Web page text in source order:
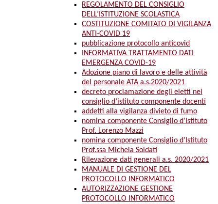
REGOLAMENTO DEL CONSIGLIO
DELL’ISTITUZIONE SCOLASTICA
COSTITUZIONE COMITATO DI VIGILANZA
ANTI-COVID 19
pubblicazione protocollo anticovid
INFORMATIVA TRATTAMENTO DATI
EMERGENZA COVID-19
Adozione piano di lavoro e delle attività
del personale ATA a.s.2020/2021
decreto proclamazione degli eletti nel
consiglio d’istituto componente docenti
addetti alla vigilanza divieto di fumo
nomina componente Consiglio d’Istituto
Prof. Lorenzo Mazzi
nomina componente Consiglio d’Istituto
Prof.ssa Michela Soldati
Rilevazione dati generali a.s. 2020/2021
MANUALE DI GESTIONE DEL
PROTOCOLLO INFORMATICO
AUTORIZZAZIONE GESTIONE
PROTOCOLLO INFORMATICO